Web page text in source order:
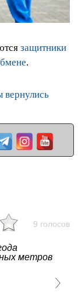
защитники
.
9 голосов
метров